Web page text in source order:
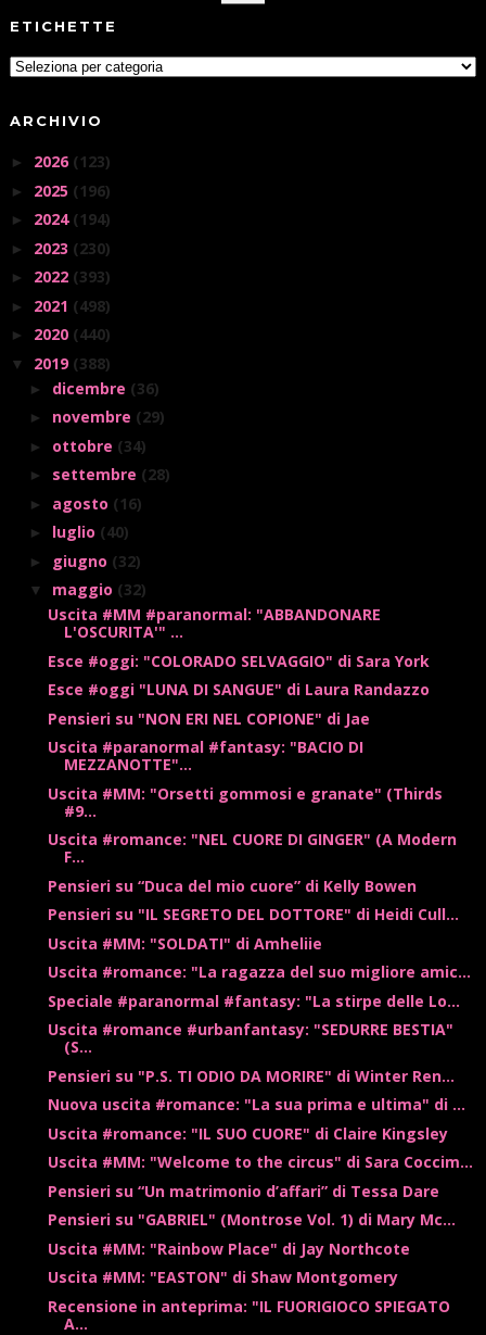
ETICHETTE
ARCHIVIO
► 2026 (123)
► 2025 (196)
► 2024 (194)
► 2023 (230)
► 2022 (393)
► 2021 (498)
► 2020 (440)
▼ 2019 (388)
► dicembre (36)
► novembre (29)
► ottobre (34)
► settembre (28)
► agosto (16)
► luglio (40)
► giugno (32)
▼ maggio (32)
Uscita #MM #paranormal: "ABBANDONARE
L'OSCURITA'" ...
Esce #oggi: "COLORADO SELVAGGIO" di Sara York
Esce #oggi "LUNA DI SANGUE" di Laura Randazzo
Pensieri su "NON ERI NEL COPIONE" di Jae
Uscita #paranormal #fantasy: "BACIO DI
MEZZANOTTE"...
Uscita #MM: "Orsetti gommosi e granate" (Thirds
#9...
Uscita #romance: "NEL CUORE DI GINGER" (A Modern
F...
Pensieri su “Duca del mio cuore” di Kelly Bowen
Pensieri su "IL SEGRETO DEL DOTTORE" di Heidi Cull...
Uscita #MM: "SOLDATI" di Amheliie
Uscita #romance: "La ragazza del suo migliore amic...
Speciale #paranormal #fantasy: "La stirpe delle Lo...
Uscita #romance #urbanfantasy: "SEDURRE BESTIA"
(S...
Pensieri su "P.S. TI ODIO DA MORIRE" di Winter Ren...
Nuova uscita #romance: "La sua prima e ultima" di ...
Uscita #romance: "IL SUO CUORE" di Claire Kingsley
Uscita #MM: "Welcome to the circus" di Sara Coccim...
Pensieri su “Un matrimonio d’affari” di Tessa Dare
Pensieri su "GABRIEL" (Montrose Vol. 1) di Mary Mc...
Uscita #MM: "Rainbow Place" di Jay Northcote
Uscita #MM: "EASTON" di Shaw Montgomery
Recensione in anteprima: "IL FUORIGIOCO SPIEGATO
A...